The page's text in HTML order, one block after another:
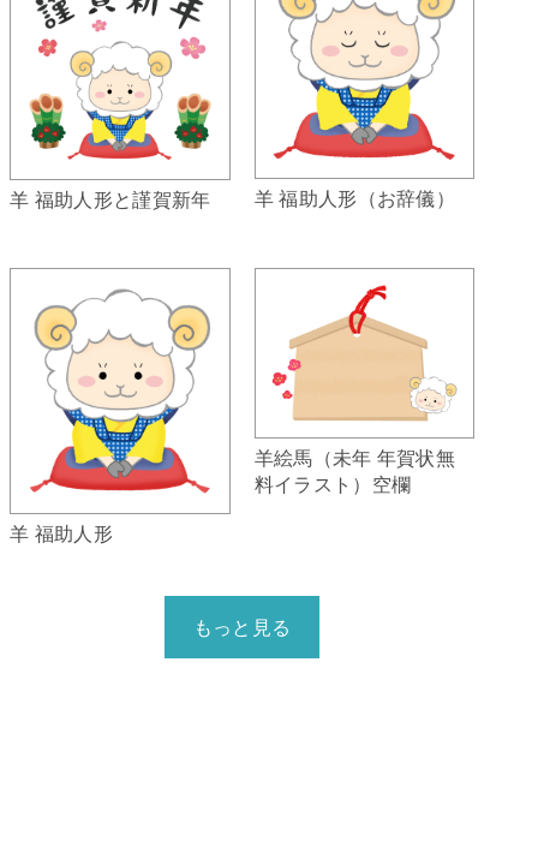
羊 福助人形と謹賀新年 羊 福助人形（お辞儀）
羊 福助人形
羊絵馬（未年 年賀状無
料イラスト）空欄
もっと見る